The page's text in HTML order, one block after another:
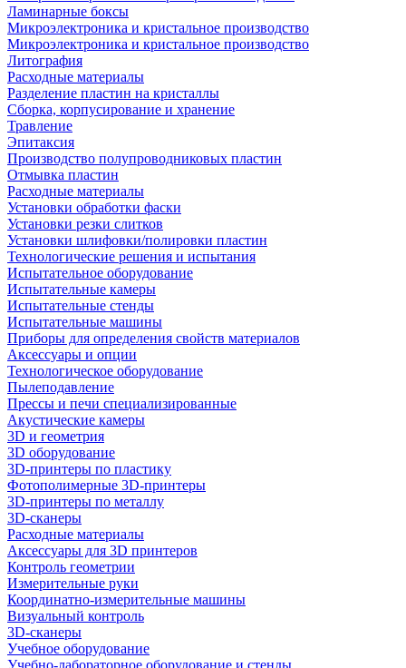
Ламинарные боксы
Микроэлектроника и кристальное производство
Микроэлектроника и кристальное производство
Литография
Расходные материалы
Разделение пластин на кристаллы
Сборка, корпусирование и хранение
Травление
Эпитаксия
Производство полупроводниковых пластин
Отмывка пластин
Расходные материалы
Установки обработки фаски
Установки резки слитков
Установки шлифовки/полировки пластин
Технологические решения и испытания
Испытательное оборудование
Испытательные камеры
Испытательные стенды
Испытательные машины
Приборы для определения свойств материалов
Аксессуары и опции
Технологическое оборудование
Пылеподавление
Прессы и печи специализированные
Акустические камеры
3D и геометрия
3D оборудование
3D-принтеры по пластику
Фотополимерные 3D-принтеры
3D-принтеры по металлу
3D-сканеры
Расходные материалы
Аксессуары для 3D принтеров
Контроль геометрии
Измерительные руки
Координатно-измерительные машины
Визуальный контроль
3D-сканеры
Учебное оборудование
Учебно-лабораторное оборудование и стенды